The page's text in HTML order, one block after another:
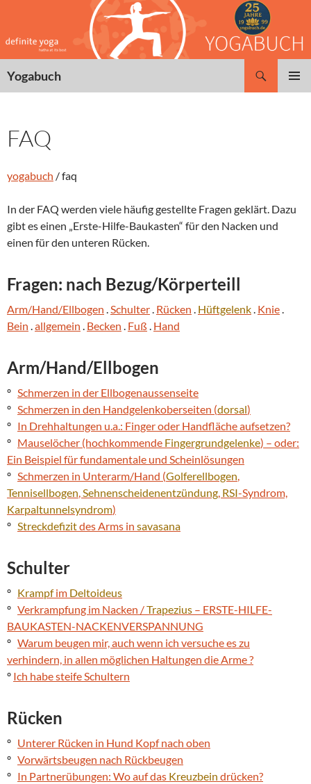
springen
Yogabuch
FAQ
yogabuch / faq
In der FAQ werden viele häufig gestellte Fragen geklärt. Dazu
gibt es einen „Erste-Hilfe-Baukasten“ für den Nacken und
einen für den unteren Rücken.
Fragen: nach Bezug/Körperteill
Arm/Hand/Ellbogen .Schulter. Rücken . Hüftgelenk. Knie.
Bein .allgemein . Becken . Fuß . Hand
Arm/Hand/Ellbogen
º Schmerzen in der Ellbogenaussenseite
º Schmerzen in den Handgelenkoberseiten (dorsal)
º In Drehhaltungen u.a.: Finger oder Handfläche aufsetzen?
º Mauselöcher (hochkommende Fingergrundgelenke) – oder:
Ein Beispiel für fundamentale und Scheinlösungen
º Schmerzen in Unterarm/Hand (Golferellbogen,
Tennisellbogen,Sehnenscheidenentzündung, RSI-Syndrom,
Karpaltunnelsyndrom)
º Streckdefizitdes Arms in savasana
Schulter
º Krampfim Deltoideus
º Verkrampfung im Nacken /Trapezius – ERSTE-HILFE-
BAUKASTEN-NACKENVERSPANNUNG
º Warum beugen mir, auch wenn ich versuche es zu
verhindern, in allen möglichen Haltungen die Arme ?
º Ich habe steife Schultern
Rücken
º Unterer Rücken in Hund Kopf nach oben
º Vorwärtsbeugen nach Rückbeugen
º In Partnerübungen: Wo auf das Kreuzbein drücken?